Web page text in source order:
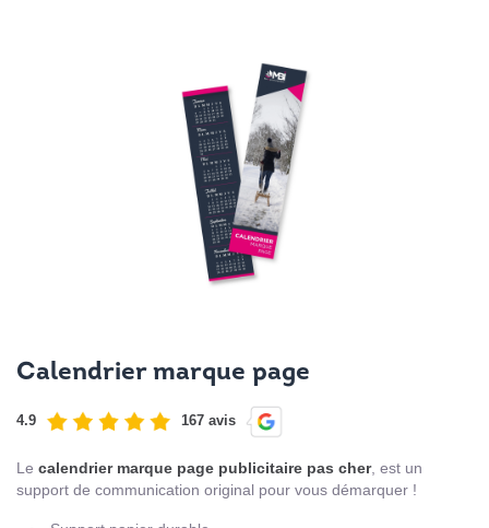
Calendrier marque page
4.9 167 avis
Le calendrier marque page publicitaire pas cher, est un
support de communication original pour vous démarquer !